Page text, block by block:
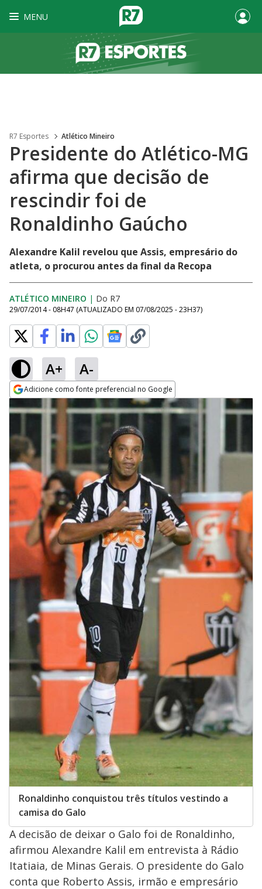
MENU
R7 Esportes Atlético Mineiro
Presidente do Atlético-MG
afirma que decisão de
rescindir foi de
Ronaldinho Gaúcho
Alexandre Kalil revelou que Assis, empresário do
atleta, o procurou antes da final da Recopa
ATLÉTICO MINEIRO | Do R7
29/07/2014 - 08H47 (ATUALIZADO EM 07/08/2025 - 23H37)
A+ A-
Adicione como fonte preferencial no Google
Opens in new window
Ronaldinho conquistou três títulos vestindo a
camisa do Galo
A decisão de deixar o Galo foi de Ronaldinho,
afirmou Alexandre Kalil em entrevista à Rádio
Itatiaia, de Minas Gerais. O presidente do Galo
conta que Roberto Assis, irmão e empresário